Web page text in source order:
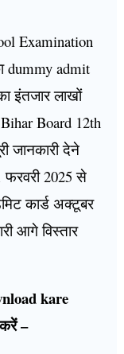
Examination
dummy admit
इंतजार लाखों
Bihar Board 12th
जानकारी देने
फरवरी 2025 से
कार्ड अक्टूबर
आगे विस्तार
kare
–